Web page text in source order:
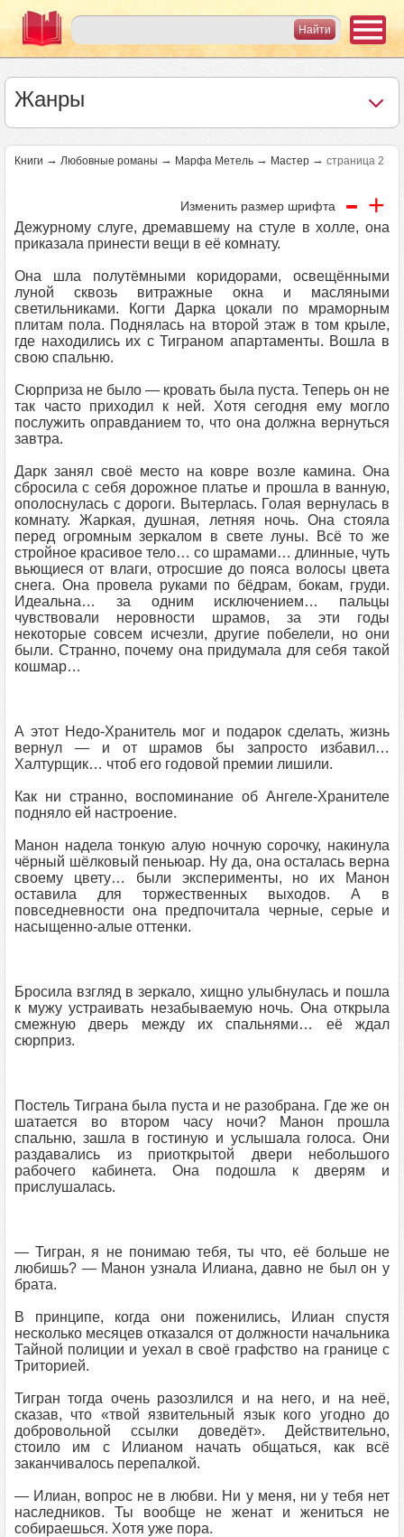
Жанры
Книги → Любовные романы → Марфа Метель → Мастер → страница 2
Изменить размер шрифта - +
Дежурному слуге, дремавшему на стуле в холле, она
приказала принести вещи в её комнату.
Она шла полутёмными коридорами, освещёнными
луной сквозь витражные окна и масляными
светильниками. Когти Дарка цокали по мраморным
плитам пола. Поднялась на второй этаж в том крыле,
где находились их с Тиграном апартаменты. Вошла в
свою спальню.
Сюрприза не было — кровать была пуста. Теперь он не
так часто приходил к ней. Хотя сегодня ему могло
послужить оправданием то, что она должна вернуться
завтра.
Дарк занял своё место на ковре возле камина. Она
сбросила с себя дорожное платье и прошла в ванную,
ополоснулась с дороги. Вытерлась. Голая вернулась в
комнату. Жаркая, душная, летняя ночь. Она стояла
перед огромным зеркалом в свете луны. Всё то же
стройное красивое тело… со шрамами… длинные, чуть
вьющиеся от влаги, отросшие до пояса волосы цвета
снега. Она провела руками по бёдрам, бокам, груди.
Идеальна… за одним исключением… пальцы
чувствовали неровности шрамов, за эти годы
некоторые совсем исчезли, другие побелели, но они
были. Странно, почему она придумала для себя такой
кошмар…
А этот Недо-Хранитель мог и подарок сделать, жизнь
вернул — и от шрамов бы запросто избавил…
Халтурщик… чтоб его годовой премии лишили.
Как ни странно, воспоминание об Ангеле-Хранителе
подняло ей настроение.
Манон надела тонкую алую ночную сорочку, накинула
чёрный шёлковый пеньюар. Ну да, она осталась верна
своему цвету… были эксперименты, но их Манон
оставила для торжественных выходов. А в
повседневности она предпочитала черные, серые и
насыщенно-алые оттенки.
Бросила взгляд в зеркало, хищно улыбнулась и пошла
к мужу устраивать незабываемую ночь. Она открыла
смежную дверь между их спальнями… её ждал
сюрприз.
Постель Тиграна была пуста и не разобрана. Где же он
шатается во втором часу ночи? Манон прошла
спальню, зашла в гостиную и услышала голоса. Они
раздавались из приоткрытой двери небольшого
рабочего кабинета. Она подошла к дверям и
прислушалась.
— Тигран, я не понимаю тебя, ты что, её больше не
любишь? — Манон узнала Илиана, давно не был он у
брата.
В принципе, когда они поженились, Илиан спустя
несколько месяцев отказался от должности начальника
Тайной полиции и уехал в своё графство на границе с
Триторией.
Тигран тогда очень разозлился и на него, и на неё,
сказав, что «твой язвительный язык кого угодно до
добровольной ссылки доведёт». Действительно,
стоило им с Илианом начать общаться, как всё
заканчивалось перепалкой.
— Илиан, вопрос не в любви. Ни у меня, ни у тебя нет
наследников. Ты вообще не женат и жениться не
собираешься. Хотя уже пора.